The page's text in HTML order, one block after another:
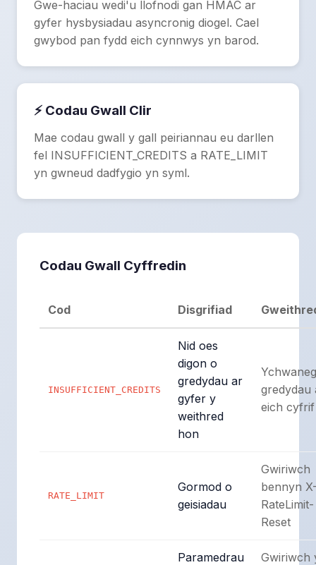
Gwe-haciau wedi'u llofnodi gan HMAC ar
gyfer hysbysiadau asyncronig diogel. Cael
gwybod pan fydd eich cynnwys yn barod.
⚡ Codau Gwall Clir
Mae codau gwall y gall peiriannau eu darllen
fel INSUFFICIENT_CREDITS a RATE_LIMIT
yn gwneud dadfygio yn syml.
Codau Gwall Cyffredin
Cod Disgrifiad
INSUFFICIENT_CREDITS
Nid oes
digon o
gredydau ar
gyfer y
weithred
hon
gredydau
eich cyfrif
RATE_LIMIT
Gormod o
geisiadau
Gwiriwch
bennyn
RateLimit-
Reset
Paramedrau
Gwiriwch